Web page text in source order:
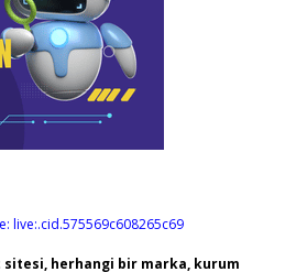
live:.cid.575569c608265c69
herhangi bir marka, kurum